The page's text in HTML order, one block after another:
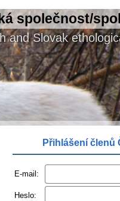
společnost/
and Slovak
Přihlášení členů
E-mail:
Heslo: